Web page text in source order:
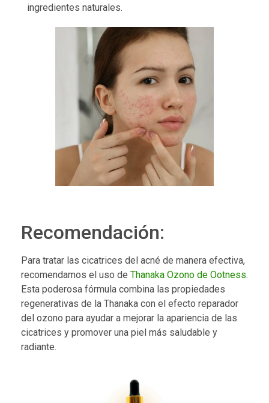
ingredientes naturales.
Recomendación:
Para tratar las cicatrices del acné de manera efectiva,
recomendamos el uso de Thanaka Ozono de Ootness.
Esta poderosa fórmula combina las propiedades
regenerativas de la Thanaka con el efecto reparador
del ozono para ayudar a mejorar la apariencia de las
cicatrices y promover una piel más saludable y
radiante.